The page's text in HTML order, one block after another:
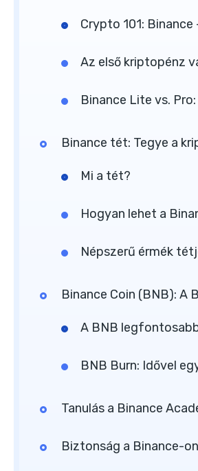
Crypto 101:
Az első kriptopénz
Binance Lite vs.
Binance tét: Tegye a
Mi a tét?
Hogyan lehet a
Népszerű érmék
Binance Coin (BNB): A
A BNB
BNB Burn: Idővel
Tanulás a Binance
Biztonság a Binance-